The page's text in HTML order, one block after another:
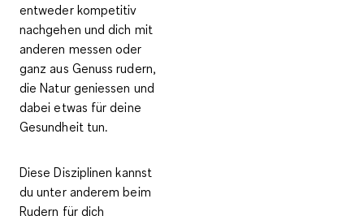
entweder kompetitiv
nachgehen und dich mit
anderen messen oder
ganz aus Genuss rudern,
die Natur geniessen und
dabei etwas für deine
Gesundheit tun.
DieseDisziplinen kannst
du unter anderem beim
Rudern für dich